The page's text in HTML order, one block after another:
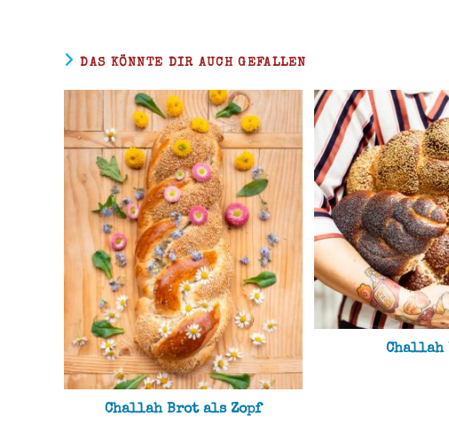
DAS KÖNNTE DIR AUCH GEFALLEN
Challah Brot als Zopf
Challah